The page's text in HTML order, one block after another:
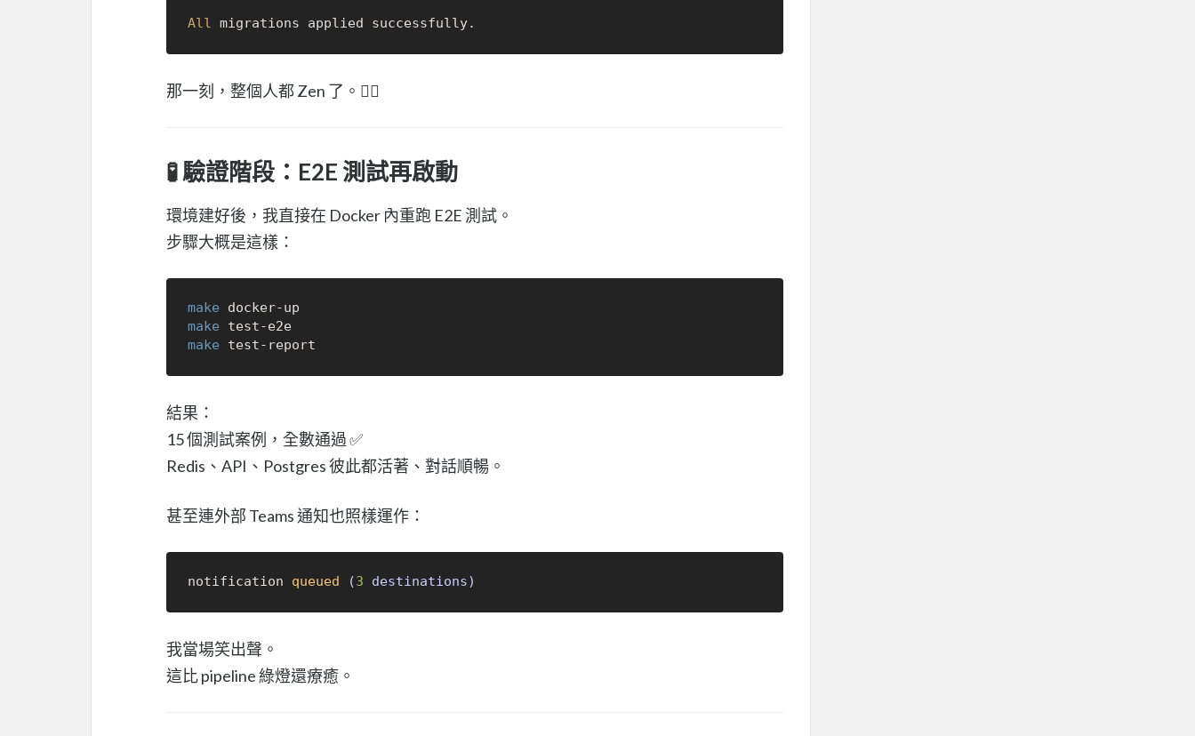
All
那一刻，整個人都 Zen 了。🧘‍♂️
🧪 驗證階段：E2E 測試再啟動
環境建好後，我直接在 Docker 內重跑 E2E 測試。
步驟大概是這樣：
make
make
test-e2e
make
結果：
15 個測試案例，全數通過 ✅
Redis、API、Postgres 彼此都活著、對話順暢。
甚至連外部 Teams 通知也照樣運作：
notification queued (3 destinations)
我當場笑出聲。
這比 pipeline 綠燈還療癒。